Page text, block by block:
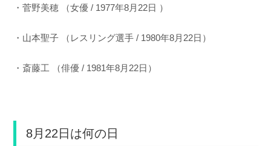
・菅野美穂 （女優 / 1977年8月22日 ）
・山本聖子 （レスリング選手 / 1980年8月22日）
・斎藤工 （俳優 / 1981年8月22日）
8月22日は何の日